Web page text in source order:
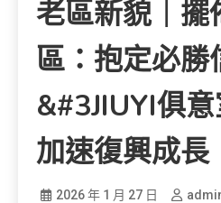
老區新貌｜擺
區：抱定必勝
&#3JIUYI俱
加速復興成長
2026 年 1 月 27 日